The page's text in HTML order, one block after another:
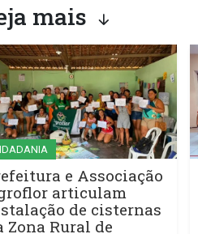
mais
e Associação
articulam
de cisternas
Zona Rural de